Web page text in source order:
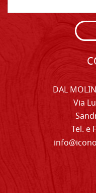
DAL
Via
Tel. e